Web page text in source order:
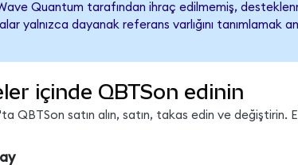
Quantum tarafından ihraç edilmemiş,
yalnızca dayanak referans varlığını tanımlamak
içinde QBTSon edinin
QBTSon satın alın, satın, takas edin ve değiştirin.